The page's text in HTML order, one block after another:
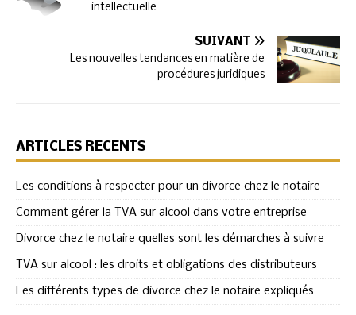
intellectuelle
SUIVANT
Les nouvelles tendances en matière de
procédures juridiques
ARTICLES RÉCENTS
Les conditions à respecter pour un divorce chez le notaire
Comment gérer la TVA sur alcool dans votre entreprise
Divorce chez le notaire quelles sont les démarches à suivre
TVA sur alcool : les droits et obligations des distributeurs
Les différents types de divorce chez le notaire expliqués